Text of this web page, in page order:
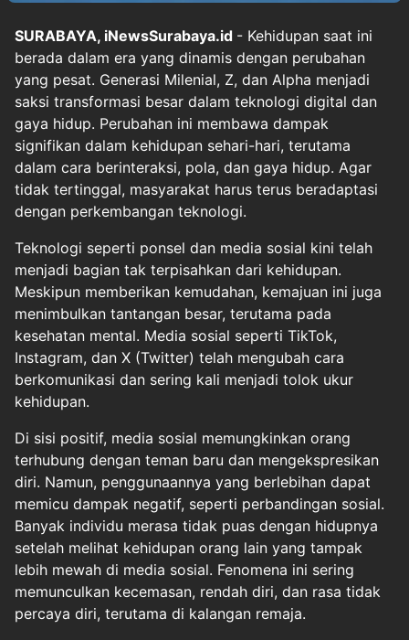
SURABAYA, iNewsSurabaya.id - Kehidupan saat ini
berada dalam era yang dinamis dengan perubahan
yang pesat. Generasi Milenial, Z, dan Alpha menjadi
saksi transformasi besar dalam teknologi digital dan
gaya hidup. Perubahan ini membawa dampak
signifikan dalam kehidupan sehari-hari, terutama
dalam cara berinteraksi, pola, dan gaya hidup. Agar
tidak tertinggal, masyarakat harus terus beradaptasi
dengan perkembangan teknologi.
Teknologi seperti ponsel dan media sosial kini telah
menjadi bagian tak terpisahkan dari kehidupan.
Meskipun memberikan kemudahan, kemajuan ini juga
menimbulkan tantangan besar, terutama pada
kesehatan mental. Media sosial seperti TikTok,
Instagram, dan X (Twitter) telah mengubah cara
berkomunikasi dan sering kali menjadi tolok ukur
kehidupan.
Di sisi positif, media sosial memungkinkan orang
terhubung dengan teman baru dan mengekspresikan
diri. Namun, penggunaannya yang berlebihan dapat
memicu dampak negatif, seperti perbandingan sosial.
Banyak individu merasa tidak puas dengan hidupnya
setelah melihat kehidupan orang lain yang tampak
lebih mewah di media sosial. Fenomena ini sering
memunculkan kecemasan, rendah diri, dan rasa tidak
percaya diri, terutama di kalangan remaja.